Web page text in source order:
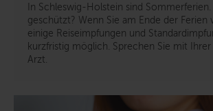
In Schleswig-Holstein sind Sommerferien.
geschützt? Wenn Sie am Ende der Ferien
einige Reiseimpfungen und
kurzfristig möglich. Sprechen Sie mit
Arzt.